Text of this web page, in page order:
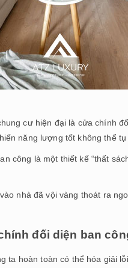
cư hiện đại là cửa chính
năng lượng tốt không thể
công là một thiết kế “thất
nhà đã vội vàng thoát ra
đối diện ban
ta hoàn toàn có thể hóa giải